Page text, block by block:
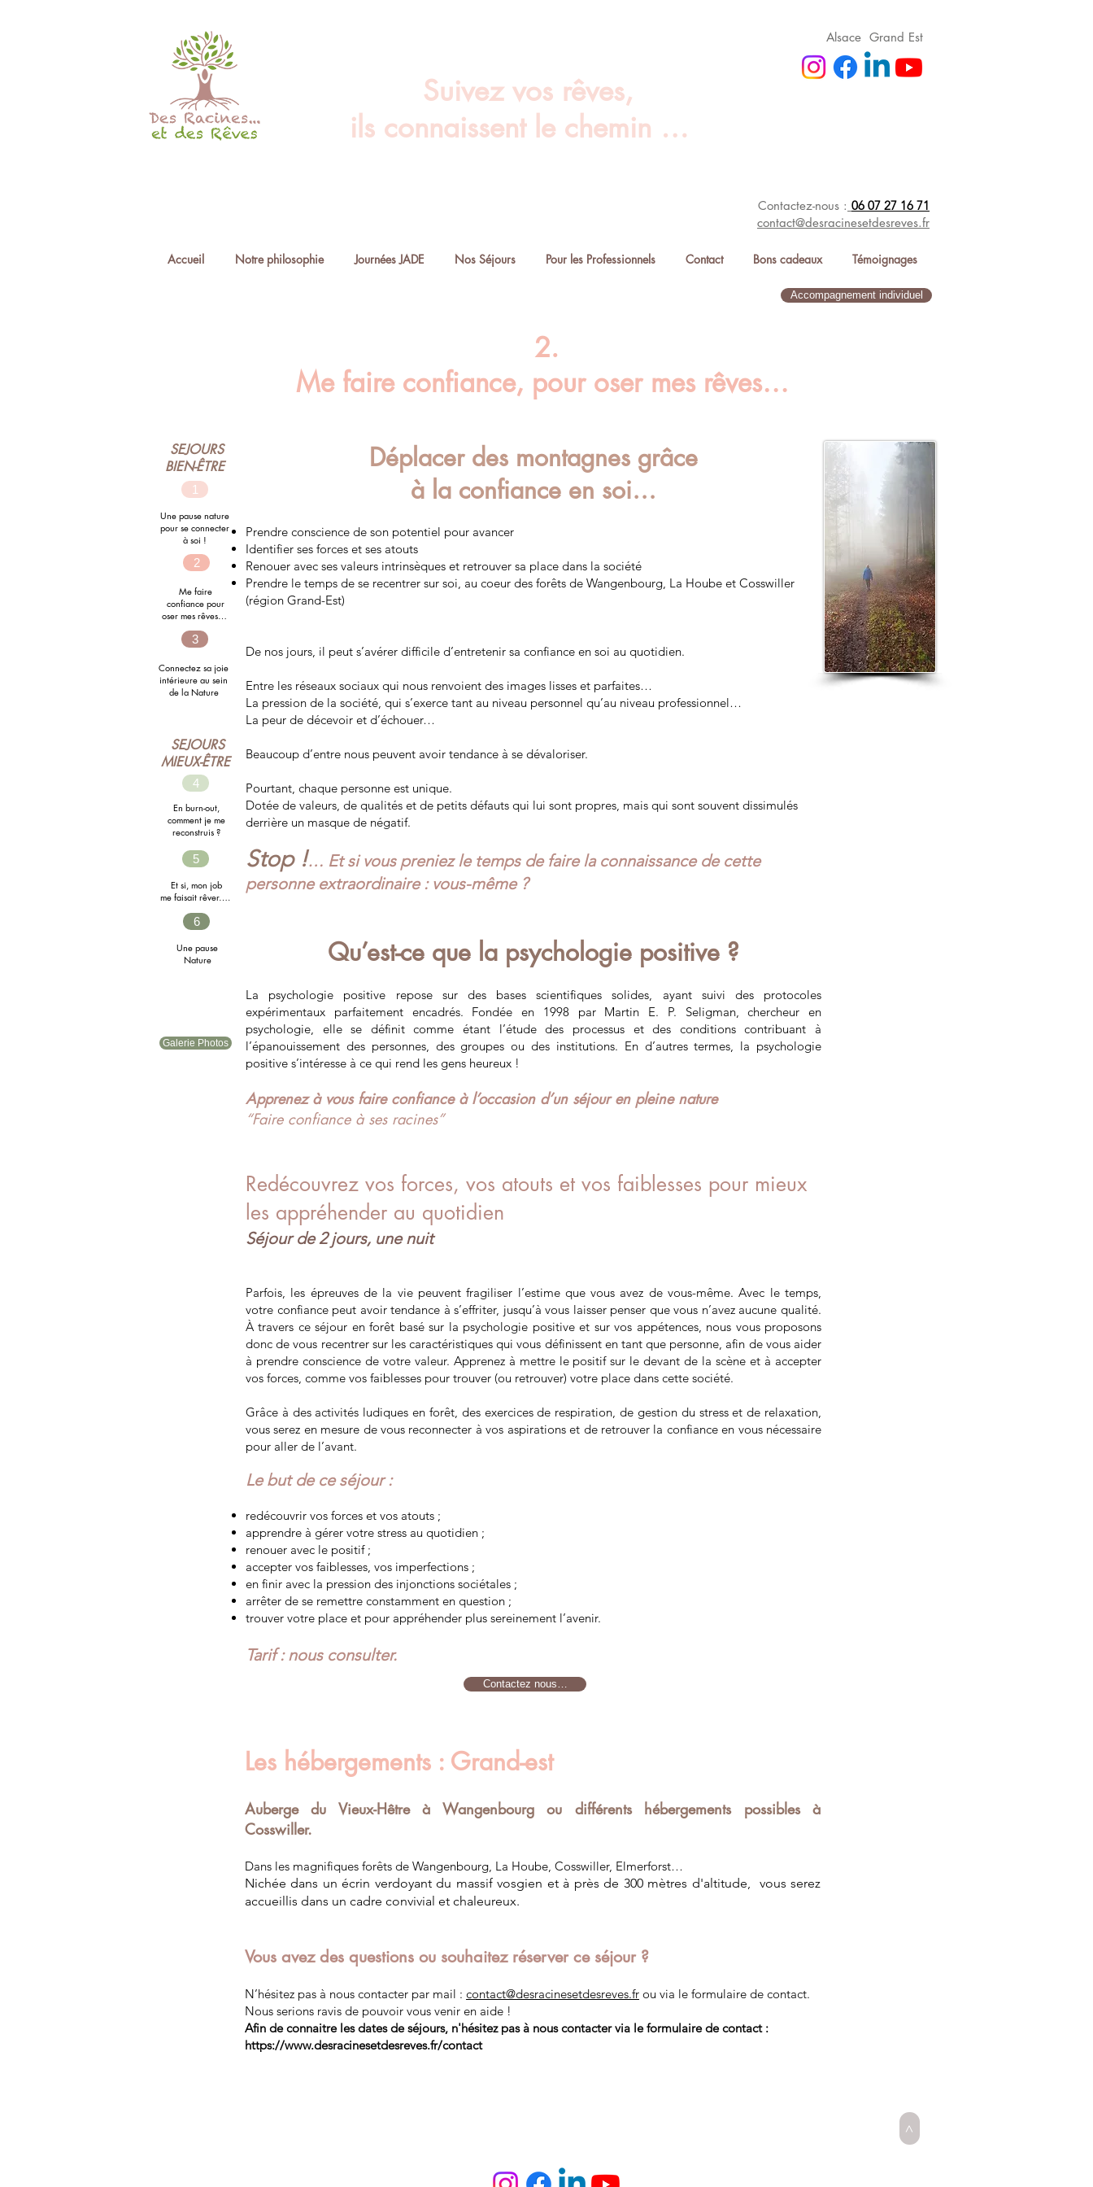
Alsace Grand Est
Suivez vos rêves,
ils connaissent le chemin …
Contactez-nous : 06 07 27 16 71
contact@desracinesetdesreves.fr
Accueil Notre philosophie Journées JADE Nos Séjours Pour les Professionnels Contact Bons cadeaux Témoignages
Accompagnement individuel
2.
Me faire confiance, pour oser mes rêves…
SEJOURS
BIEN-ÊTRE
1
Une pause nature
pour se connecter
à soi !
2
Me faire
confiance pour
oser mes rêves…
3
Connectez sa joie
intérieure au sein
de la Nature
SEJOURS
MIEUX-ÊTRE
4
En burn-out,
comment je me
reconstruis ?
5
Et si, mon job
me faisait rêver….
6
Une pause
Nature
Galerie Photos
Déplacer des montagnes grâce
à la confiance en soi…
Prendre conscience de son potentiel pour avancer
Identifier ses forces et ses atouts
Renouer avec ses valeurs intrinsèques et retrouver sa place dans la société
Prendre le temps de se recentrer sur soi, au coeur des forêts de Wangenbourg, La Hoube et Cosswiller
(région Grand-Est)
De nos jours, il peut s’avérer difficile d’entretenir sa confiance en soi au quotidien.
Entre les réseaux sociaux qui nous renvoient des images lisses et parfaites…
La pression de la société, qui s’exerce tant au niveau personnel qu’au niveau professionnel…
La peur de décevoir et d’échouer…
Beaucoup d’entre nous peuvent avoir tendance à se dévaloriser.
Pourtant, chaque personne est unique.
Dotée de valeurs, de qualités et de petits défauts qui lui sont propres, mais qui sont souvent dissimulés
derrière un masque de négatif.
Stop !… Et si vous preniez le temps de faire la connaissance de cette
personne extraordinaire : vous-même ?
Qu’est-ce que la psychologie positive ?
La psychologie positive repose sur des bases scientifiques solides, ayant suivi des protocoles
expérimentaux parfaitement encadrés. Fondée en 1998 par Martin E. P. Seligman, chercheur en
psychologie, elle se définit comme étant l’étude des processus et des conditions contribuant à
l’épanouissement des personnes, des groupes ou des institutions. En d’autres termes, la psychologie
positive s’intéresse à ce qui rend les gens heureux !
Apprenez à vous faire confiance à l’occasion d’un séjour en pleine nature
“Faire confiance à ses racines”
Redécouvrez vos forces, vos atouts et vos faiblesses pour mieux
les appréhender au quotidien
Séjour de 2 jours, une nuit
Parfois, les épreuves de la vie peuvent fragiliser l’estime que vous avez de vous-même. Avec le temps,
votre confiance peut avoir tendance à s’effriter, jusqu’à vous laisser penser que vous n’avez aucune qualité.
À travers ce séjour en forêt basé sur la psychologie positive et sur vos appétences, nous vous proposons
donc de vous recentrer sur les caractéristiques qui vous définissent en tant que personne, afin de vous aider
à prendre conscience de votre valeur. Apprenez à mettre le positif sur le devant de la scène et à accepter
vos forces, comme vos faiblesses pour trouver (ou retrouver) votre place dans cette société.
​Grâce à des activités ludiques en forêt, des exercices de respiration, de gestion du stress et de relaxation,
vous serez en mesure de vous reconnecter à vos aspirations et de retrouver la confiance en vous nécessaire
pour aller de l’avant.
Le but de ce séjour :
redécouvrir vos forces et vos atouts ;
apprendre à gérer votre stress au quotidien ;
renouer avec le positif ;
accepter vos faiblesses, vos imperfections ;
en finir avec la pression des injonctions sociétales ;
arrêter de se remettre constamment en question ;
trouver votre place et pour appréhender plus sereinement l’avenir.
Tarif : nous consulter.
Contactez nous…
Les hébergements : Grand-est
Auberge du Vieux-Hêtre à Wangenbourg ou différents hébergements possibles à
Cosswiller.
Dans les magnifiques forêts de Wangenbourg, La Hoube, Cosswiller, Elmerforst…
Nichée dans un écrin verdoyant du massif vosgien et à près de 300 mètres d'altitude, vous serez
accueillis dans un cadre convivial et chaleureux.
Vous avez des questions ou souhaitez réserver ce séjour ?
N’hésitez pas à nous contacter par mail : contact@desracinesetdesreves.fr ou via le formulaire de contact.
Nous serions ravis de pouvoir vous venir en aide !
Afin de connaitre les dates de séjours, n'hésitez pas à nous contacter via le formulaire de contact :
https://www.desracinesetdesreves.fr/contact
>